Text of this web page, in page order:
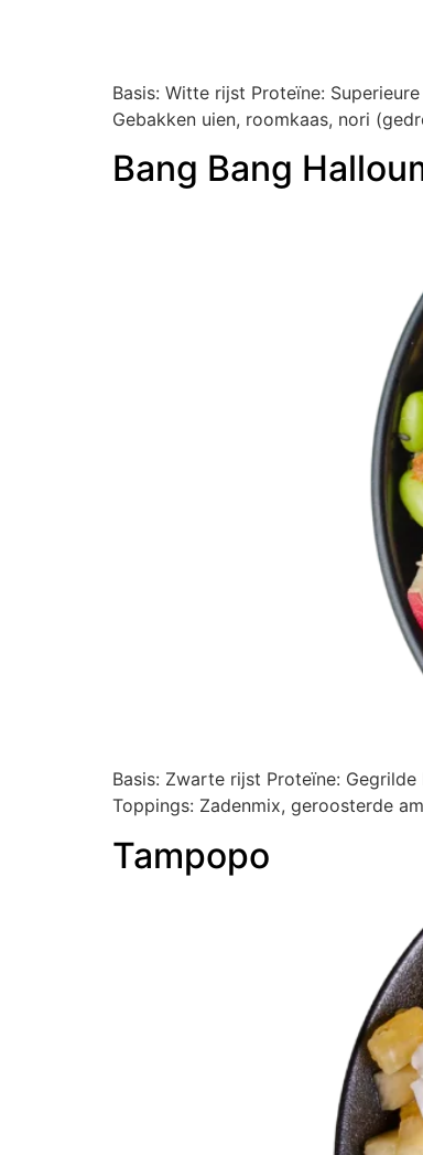
Basis: Witte rijst Proteïne:
Gebakken uien, roomkaas, nori
Bang Bang
Basis: Zwarte rijst Proteïne:
Toppings: Zadenmix, geroosterde
Tampopo